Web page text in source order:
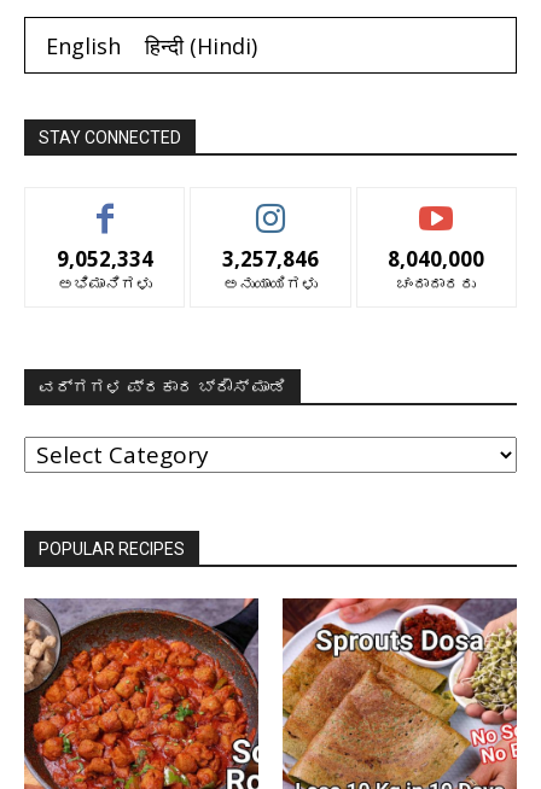
English हिन्दी(Hindi)
STAY CONNECTED
9,052,334
ಅಭಿಮಾನಿಗಳು
3,257,846
ಅನುಯಾಯಿಗಳು
8,040,000
ಚಂದಾದಾರರು
ವರ್ಗಗಳ ಪ್ರಕಾರ ಬ್ರೌಸ್ ಮಾಡಿ
ವರ್ಗಗಳ
ಪ್ರಕಾರ
ಬ್ರೌಸ್
POPULAR RECIPES